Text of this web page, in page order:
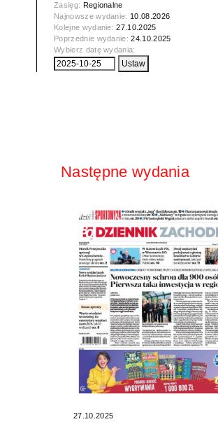
Zasięg: Regionalne
Najnowsze wydanie: 10.08.2026
Kolejne wydanie:27.10.2025
Poprzednie wydanie:24.10.2025
Wybierz datę wydania:
Następne wydania
27.10.2025